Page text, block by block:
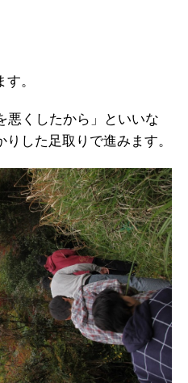
。
悪くしたから」といいな
した足取りで進みます。